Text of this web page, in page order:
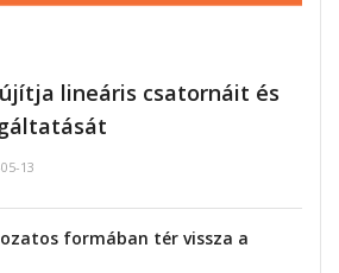
lineáris csatornáit és
13
formában tér vissza a